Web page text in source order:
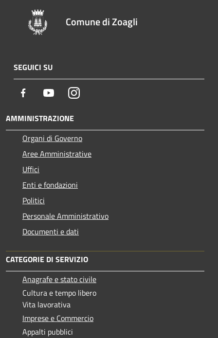
Comune di Zoagli
SEGUICI SU
Facebook YoutubeInstagram
AMMINISTRAZIONE
Organi di Governo
Aree Amministrative
Uffici
Enti e fondazioni
Politici
Personale Amministrativo
Documenti e dati
CATEGORIE DI SERVIZIO
Anagrafe e stato civile
Cultura e tempo libero
Vita lavorativa
Imprese e Commercio
Appalti pubblici